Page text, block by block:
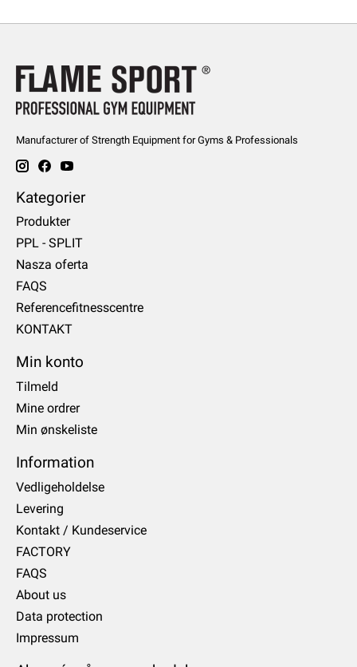
Manufacturer of Strength Equipment for Gyms & Professionals
Kategorier
Produkter
PPL - SPLIT
Nasza oferta
FAQS
Referencefitnesscentre
KONTAKT
Min konto
Tilmeld
Mine ordrer
Min ønskeliste
Information
Vedligeholdelse
Levering
Kontakt / Kundeservice
FACTORY
FAQS
About us
Data protection
Impressum